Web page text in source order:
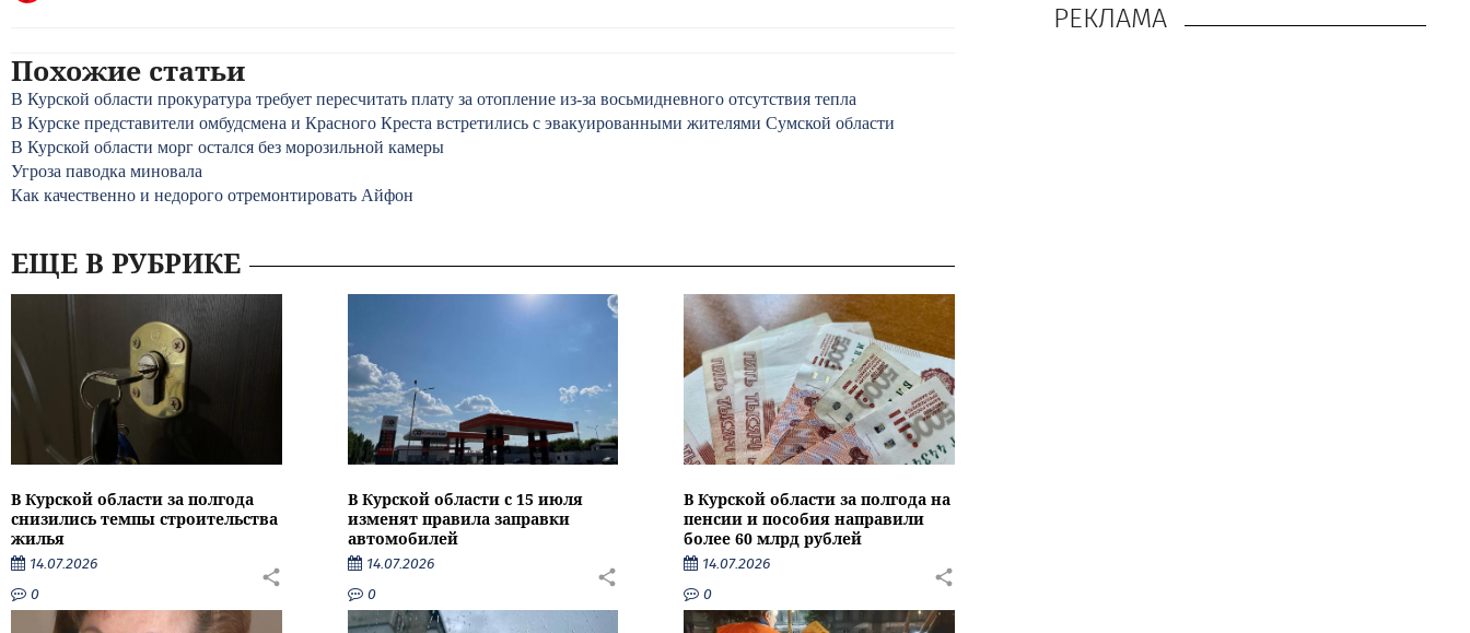
Похожие статьи
В Курской области прокуратура требует пересчитать плату за отопление из-за восьмидневного отсутствия тепла
В Курске представители омбудсмена и Красного Креста встретились с эвакуированными жителями Сумской области
В Курской области морг остался без морозильной камеры
Угроза паводка миновала
Как качественно и недорого отремонтировать Айфон
ЕЩЕ В РУБРИКЕ
В Курской области за полгода
снизились темпы строительства
жилья
14.07.2026
0
В Курской области с 15 июля
изменят правила заправки
автомобилей
14.07.2026
0
В Курской области за полгода на
пенсии и пособия направили
более 60 млрд рублей
14.07.2026
0
РЕКЛАМА